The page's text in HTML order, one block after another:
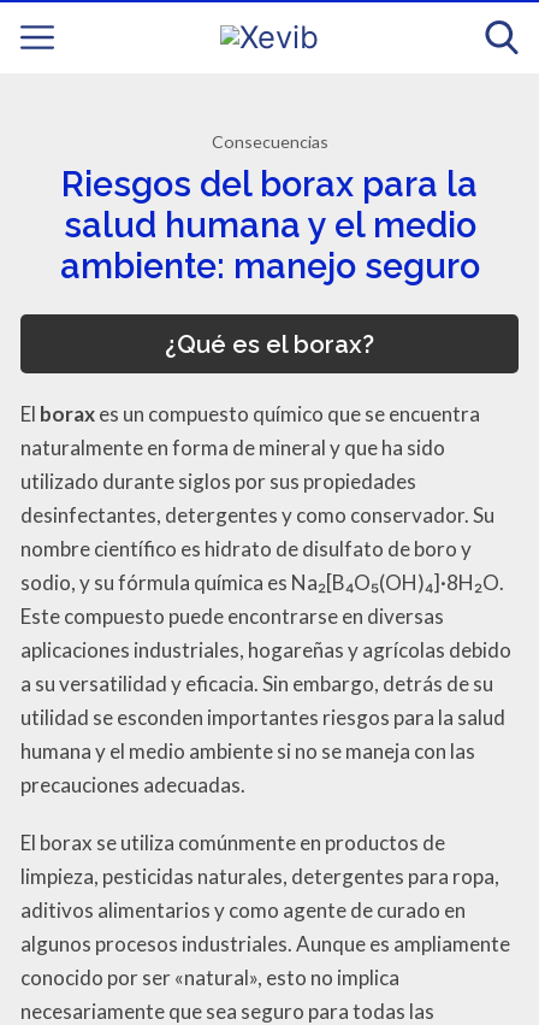
Consecuencias
Riesgos del borax para la
salud humana y el medio
ambiente: manejo seguro
¿Qué es el borax?
El boraxes un compuesto químico que se encuentra
naturalmente en forma de mineral y que ha sido
utilizado durante siglos por sus propiedades
desinfectantes, detergentes y como conservador. Su
nombre científico es hidrato de disulfato de boro y
sodio, y su fórmula química es Na₂[B₄O₅(OH)₄]·8H₂O.
Este compuesto puede encontrarse en diversas
aplicaciones industriales, hogareñas y agrícolas debido
a su versatilidad y eficacia. Sin embargo, detrás de su
utilidad se esconden importantes riesgos para la salud
humana y el medio ambiente si no se maneja con las
precauciones adecuadas.
El borax se utiliza comúnmente en productos de
limpieza, pesticidas naturales, detergentes para ropa,
aditivos alimentarios y como agente de curado en
algunos procesos industriales. Aunque es ampliamente
conocido por ser «natural», esto no implica
necesariamente que sea seguro para todas las